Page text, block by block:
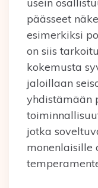
päässeet
esimerkiksi
on siis
kokemusta
jaloillaan
yhdistämään
jotka
monenlaisille